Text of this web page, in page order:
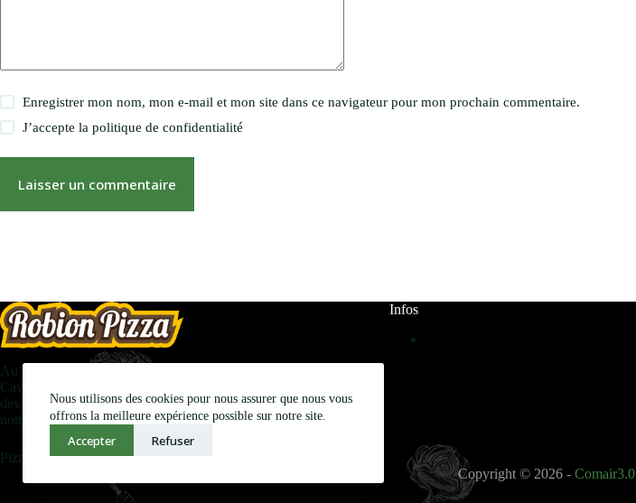
Nous utilisons des cookies pour nous assurer que nous vous
offrons la meilleure expérience possible sur notre site.
Accepter Refuser
Enregistrer mon nom, mon e-mail et mon site dans ce navigateur pour mon prochain commentaire.
J’accepte lapolitique de confidentialité
Laisser un commentaire
Au coeur du village de robion à quelques minutes de
Cavaillon, notre pizzeria Robion Pizza vous propose
des pizzas gourmandes pour ravir vos papilles ! Toutes
notre équipe vous accueille avec le sourire.
Pizza en livraison ou à emporter !
Infos
Copyright © 2026 - Comair3.0